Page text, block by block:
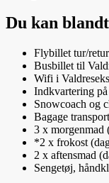
Du kan
Flybillet tur/
Busbillet til
Wifi i
Indkvartering
Snowcoach og
Bagage transport
3 x morgenmad
*2 x frokost
2 x aftensmad
Sengetøj,